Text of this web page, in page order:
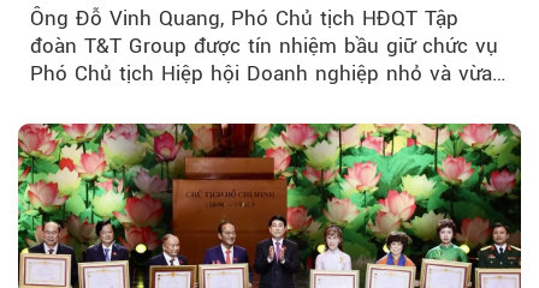
Ông Đỗ Vinh Quang, Phó Chủ tịch HĐQT Tập
đoàn T&T Group được tín nhiệm bầu giữ chức vụ
Phó Chủ tịch Hiệp hội Doanh nghiệp nhỏ và vừa